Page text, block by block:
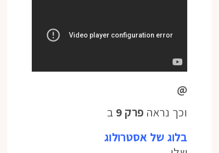
@
וכך נראה פרק 9
ב
בלוג של אסטרולוג